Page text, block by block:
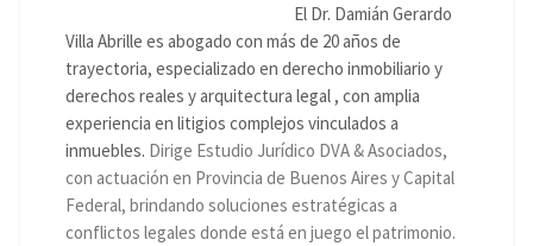
El Dr. Damián Gerardo
Villa Abrille es abogado con más de 20 años de
trayectoria, especializado en derecho inmobiliario y
derechos reales y arquitectura legal , con amplia
experiencia en litigios complejos vinculados a
inmuebles. Dirige Estudio Jurídico DVA & Asociados,
con actuación en Provincia de Buenos Aires y Capital
Federal, brindando soluciones estratégicas a
conflictos legales donde está en juego el patrimonio.